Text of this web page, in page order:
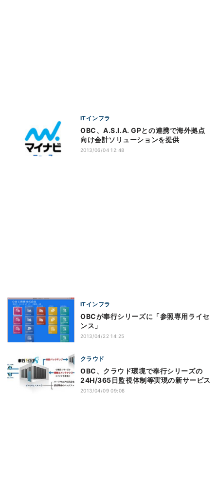
ITインフラ
OBC、A.S.I.A. GPとの連携で海外拠点
向け会計ソリューションを提供
2013/06/04 12:48
ITインフラ
OBCが奉行シリーズに「参照専用ライセ
ンス」
2013/04/22 14:25
クラウド
OBC、クラウド環境で奉行シリーズの
24H/365日監視体制等実現の新サービス
2013/04/09 09:08